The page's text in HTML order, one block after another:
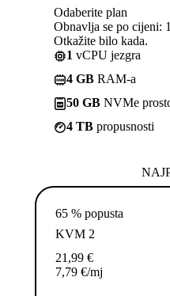
Odaberite plan
Obnavlja se po cijeni:
Otkažite bilo kada.
1 vCPU jezgra
4 GB RAM-a
50 GB NVMe
4 TB propusnosti
65 % popusta
KVM 2
21,99 €
7,79 €/mj